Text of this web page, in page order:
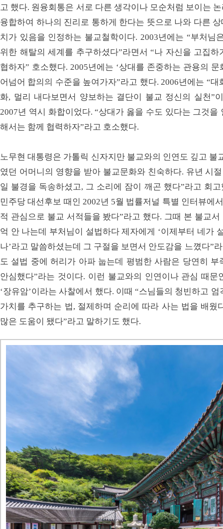
고 했다. 원융회통은 서로 다른 생각이나 모순처럼 보이는
융합하여 하나의 진리로 통하게 한다는 뜻으로 나와 다른
치가 있음을 인정하는 불교철학이다. 2003년에는 “부처님
위한 해탈의 세계를 추구하셨다”라면서 “나 자신을 고집
협하자” 호소했다. 2005년에는 ‘상대를 존중하는 관용의
어넘어 합의의 수준을 높여가자”라고 했다. 2006년에는 “
화, 멀리 내다보면서 양보하는 결단이 불교 정신의 실천”
2007년 역시 화합이었다. “상대가 옳을 수도 있다는 그것
해서는 함께 협력하자”라고 호소했다.
노무현 대통령은 가톨릭 신자지만 불교와의 인연도 깊고 불
였던 어머니의 영향을 받아 불교문화와 친숙하다. 유년 시
일 불경을 독송하셨고, 그 소리에 잠이 깨곤 했다”라고 회
민주당 대선후보 때인 2002년 5월 법률저널 특별 인터뷰에
적 관심으로 불교 서적들을 봤다”라고 했다. 그때 본 불교
억 안 나는데 부처님이 설법하다 제자에게 ‘이제부터 네가
나’라고 말씀하셨는데 그 구절을 보면서 안도감을 느꼈다”
도 설법 중에 허리가 아파 눕는데 평범한 사람은 당연히
안심했다”라는 것이다. 이런 불교와의 인연이나 관심 때
‘장유암’이라는 사찰에서 했다. 이때 “스님들의 청빈하고
가치를 추구하는 법, 절제하며 순리에 따라 사는 법을 배웠
많은 도움이 됐다”라고 말하기도 했다.